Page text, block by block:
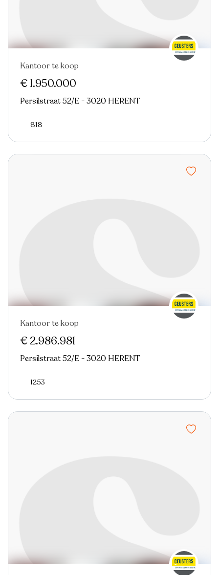
Kantoor te koop
€ 1.950.000
Persilstraat 52/E - 3020 HERENT
818
Kantoor te koop
€ 2.986.981
Persilstraat 52/E - 3020 HERENT
1253